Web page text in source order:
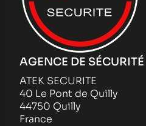
AGENCE DE SÉCURITÉ
ATEK SECURITE
40 Le Pont de Quilly
44750 Quilly
France